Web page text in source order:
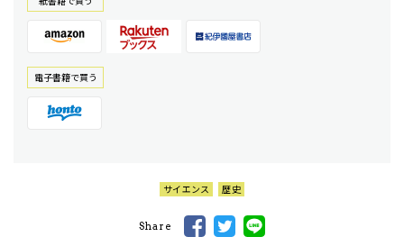
電⼦書籍で買う
サイエンス 歴史
Share